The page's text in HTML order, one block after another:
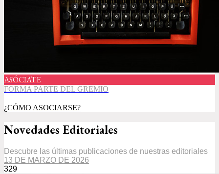
ASÓCIATE
FORMA PARTE DEL GREMIO
¿CÓMO ASOCIARSE?
Novedades Editoriales
Descubre las últimas publicaciones de nuestras editoriales
13 DE MARZO DE 2026
329